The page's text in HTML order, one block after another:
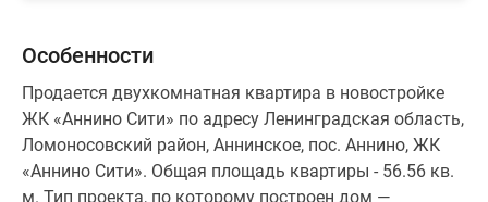
Особенности
Продается двухкомнатная квартира в новостройке
ЖК «Аннино Сити» по адресу Ленинградская область,
Ломоносовский район, Аннинское, пос. Аннино, ЖК
«Аннино Сити». Общая площадь квартиры - 56.56 кв.
м. Тип проекта, по которому построен дом —